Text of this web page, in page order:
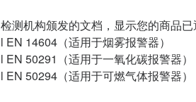
检测机构颁发的文档，显示您的商品已
l EN 14604（适用于烟雾报警器）
l EN 50291（适用于一氧化碳报警器）
l EN 50294（适用于可燃气体报警器）